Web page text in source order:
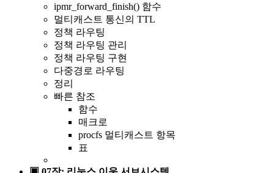
ipmr_forward_finish() 함수
멀티캐스트 통신의 TTL
정책 라우팅
정책 라우팅 관리
정책 라우팅 구현
다중경로 라우팅
정리
빠른 참조
함수
매크로
procfs 멀티캐스트 항목
표